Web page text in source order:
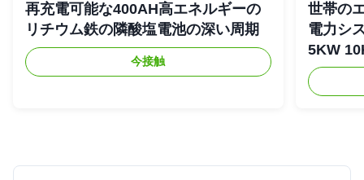
再充電可能な400AH高エネルギーの
リチウム鉄の隣酸塩電池の深い周期
今接触
世帯の
電力シ
5KW